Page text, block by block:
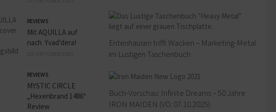
Entenhausen trifft Wacken – Marketing-Metal
im Lustigen Taschenbuch
Buch-Vorschau: Infinite Dreams – 50 Jahre
IRON MAIDEN (VÖ: 07.10.2025)
REVIEWS
Mit AQUILLA auf
nach Yvad’dera!
REVIEWS
MYSTIC CIRCLE
„Hexenbrand 1486“
Review